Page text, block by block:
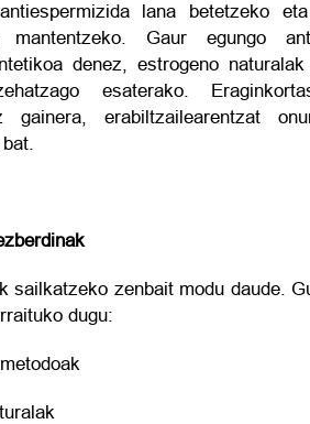
lana betetzeko
mantentzeko. Gaur egungo
denez, estrogeno
esaterako.
gainera, erabiltzailearentzat
sailkatzeko zenbait modu daude.
dugu: